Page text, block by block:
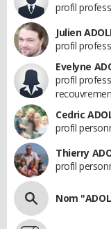
profil
Julien
profil
Evelyne
profil
Cedric
profil
Thierry
profil
Nom